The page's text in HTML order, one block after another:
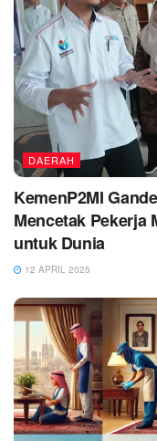
DAERAH
KemenP2MI
Mencetak Pekerja
untuk Dunia
12 APRIL 2025